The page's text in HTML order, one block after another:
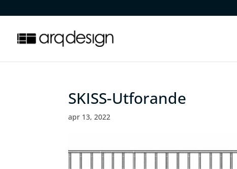
SKISS-Utforande
apr 13, 2022